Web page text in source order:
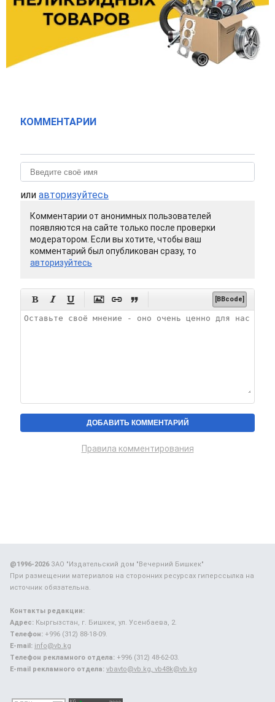
КОММЕНТАРИИ
или авторизуйтесь
Комментарии от анонимных пользователей
появляются на сайте только после проверки
модератором. Если вы хотите, чтобы ваш
комментарий был опубликован сразу, то
авторизуйтесь
      [BBcode]
Правила комментирования
@1996-2026ЗАО "Издательский дом "Вечерний Бишкек"
При размещении материалов на сторонних ресурсах гиперссылка на
источник обязательна.
Контакты редакции:
Адрес: Кыргызстан, г. Бишкек, ул. Усенбаева, 2.
Телефон: +996 (312) 88-18-09.
E-mail: info@vb.kg
Телефон рекламного отдела: +996 (312) 48-62-03.
E-mail рекламного отдела: vbavto@vb.kg, vb48k@vb.kg